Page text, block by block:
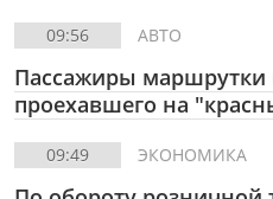
09:56 АВТО
Пассажиры маршрутки
проехавшего на
09:49 ЭКОНОМИКА